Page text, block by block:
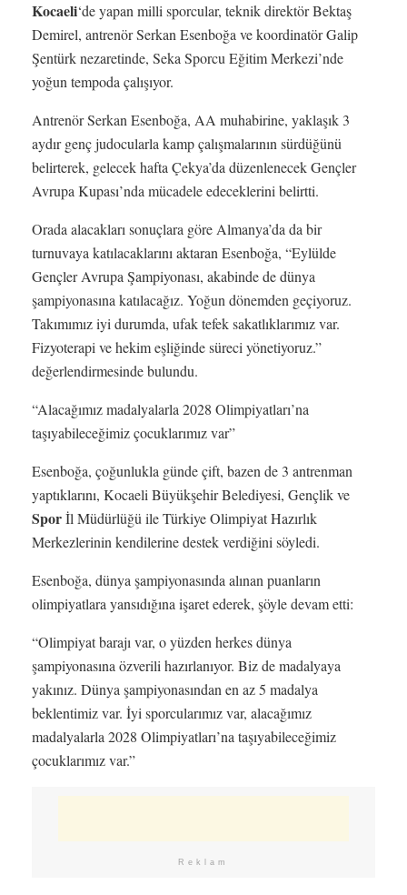
Kocaeli‘de yapan milli sporcular, teknik direktör Bektaş
Demirel, antrenör Serkan Esenboğa ve koordinatör Galip
Şentürk nezaretinde, Seka Sporcu Eğitim Merkezi’nde
yoğun tempoda çalışıyor.
Antrenör Serkan Esenboğa, AA muhabirine, yaklaşık 3
aydır genç judocularla kamp çalışmalarının sürdüğünü
belirterek, gelecek hafta Çekya’da düzenlenecek Gençler
Avrupa Kupası’nda mücadele edeceklerini belirtti.
Orada alacakları sonuçlara göre Almanya’da da bir
turnuvaya katılacaklarını aktaran Esenboğa, “Eylülde
Gençler Avrupa Şampiyonası, akabinde de dünya
şampiyonasına katılacağız. Yoğun dönemden geçiyoruz.
Takımımız iyi durumda, ufak tefek sakatlıklarımız var.
Fizyoterapi ve hekim eşliğinde süreci yönetiyoruz.”
değerlendirmesinde bulundu.
“Alacağımız madalyalarla 2028 Olimpiyatları’na
taşıyabileceğimiz çocuklarımız var”
Esenboğa, çoğunlukla günde çift, bazen de 3 antrenman
yaptıklarını, Kocaeli Büyükşehir Belediyesi, Gençlik ve
Sporİl Müdürlüğü ile Türkiye Olimpiyat Hazırlık
Merkezlerinin kendilerine destek verdiğini söyledi.
Esenboğa, dünya şampiyonasında alınan puanların
olimpiyatlara yansıdığına işaret ederek, şöyle devam etti:
“Olimpiyat barajı var, o yüzden herkes dünya
şampiyonasına özverili hazırlanıyor. Biz de madalyaya
yakınız. Dünya şampiyonasından en az 5 madalya
beklentimiz var. İyi sporcularımız var, alacağımız
madalyalarla 2028 Olimpiyatları’na taşıyabileceğimiz
çocuklarımız var.”
Reklam